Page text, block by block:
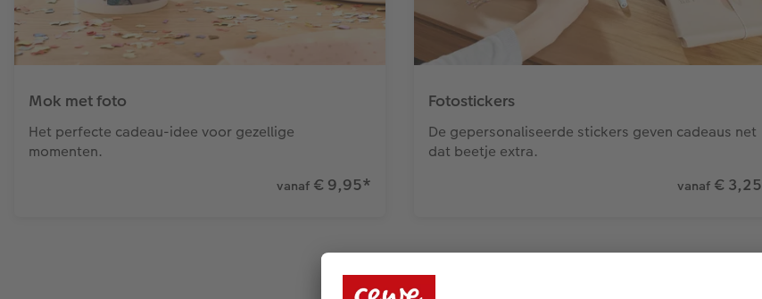
Mok met foto
Het perfecte cadeau-idee voor gezellige
momenten.
vanaf€ 9,95*
Fotostickers
De gepersonaliseerde stickers geven cadeaus net
dat beetje extra.
vanaf€ 3,25